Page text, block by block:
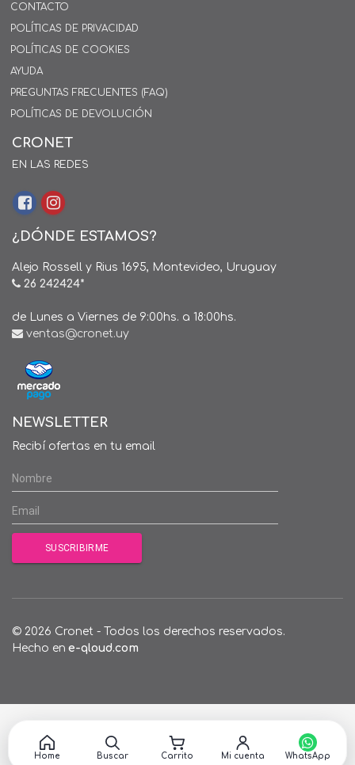
CONTACTO
POLÍTICAS DE PRIVACIDAD
POLÍTICAS DE COOKIES
AYUDA
PREGUNTAS FRECUENTES (FAQ)
POLÍTICAS DE DEVOLUCIÓN
CRONET
EN LAS REDES
¿DÓNDE ESTAMOS?
Alejo Rossell y Rius 1695, Montevideo, Uruguay
26 242424*
de Lunes a Viernes de 9:00hs. a 18:00hs.
ventas@cronet.uy
NEWSLETTER
Recibí ofertas en tu email
© 2026 Cronet - Todos los derechos reservados.
Hecho en e-qloud.com
Home Buscar Carrito Mi cuenta